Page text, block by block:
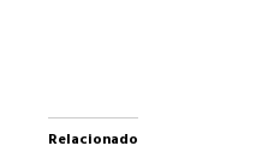
Relacionado